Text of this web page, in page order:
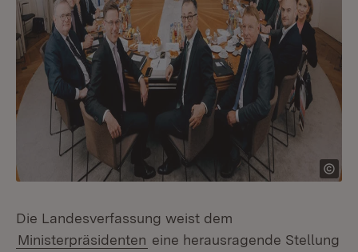
Die Landesverfassung weist dem
Ministerpräsidenten eine herausragende Stellung